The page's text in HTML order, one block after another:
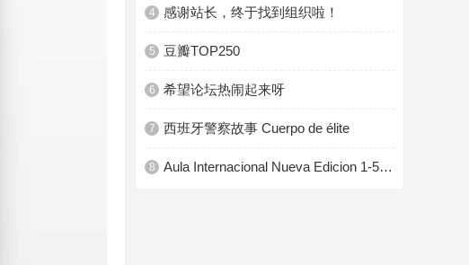
4 感谢站长，终于找到组织啦！
5 豆瓣TOP250
6 希望论坛热闹起来呀
7 西班牙警察故事 Cuerpo de élite
8 Aula Internacional Nueva Edicion 1-5 PDF+Audio